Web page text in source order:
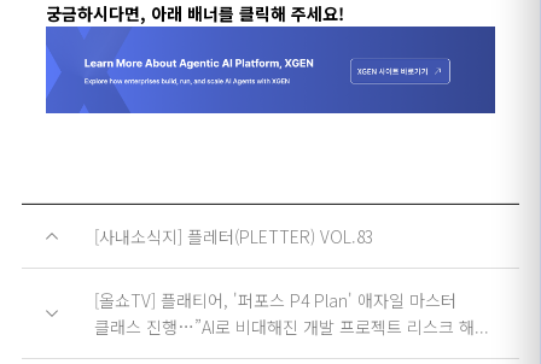
궁금하시다면, 아래 배너를 클릭해 주세요!
[사내소식지] 플레터(PLETTER) VOL.83
[올쇼TV] 플래티어, '퍼포스 P4 Plan' 애자일 마스터
클래스 진행…”AI로 비대해진 개발 프로젝트 리스크 해...